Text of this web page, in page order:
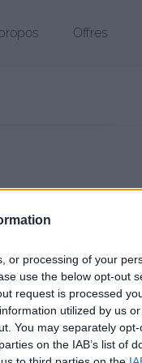
or processing of your
use the below opt-out
request is processed
utilized by us
You may separately
on the IAB’s list of
Offres
l'adresse IP
fois depuis l'envoi du
1/ Copier
et les